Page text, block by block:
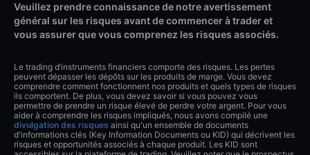
Veuillez prendre connaissance de notre avertissement
général sur les risques avant de commencer à trader et
vous assurer que vous comprenez les risques associés.
Le trading d’instruments financiers comporte des risques. Les pertes
peuvent dépasser les dépôts sur les produits de marge. Vous devez
comprendre comment fonctionnent nos produits et quels types de risques
ils comportent. De plus, vous devez savoir si vous pouvez vous
permettre de prendre un risque élevé de perdre votre argent. Pour vous
aider à comprendre les risques impliqués, nous avons compilé une
divulgation des risques ainsi qu'un ensemble de documents
d'informations clés (Key Information Documents ou KID) qui décrivent les
risques et opportunités associés à chaque produit. Les KID sont